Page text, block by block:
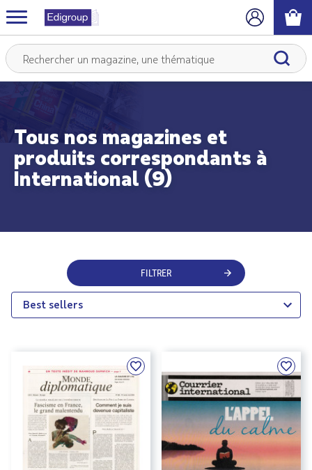
Tous nos magazines et
produits correspondants à
International (9)
FILTRER
Best sellers